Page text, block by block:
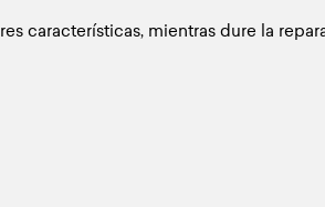
características, mientras dure la